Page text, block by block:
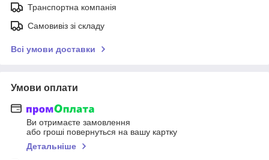
Транспортна компанія
Самовивіз зі складу
Всі умови доставки
Умови оплати
Ви отримаєте замовлення
або гроші повернуться на вашу картку
Детальніше